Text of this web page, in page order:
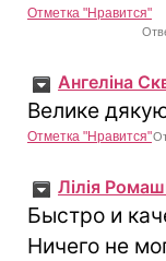
Отметка "Нравится"
Ангеліна
Велике
Отметка "Нравится"
Лілія
Быстро и
Ничего не